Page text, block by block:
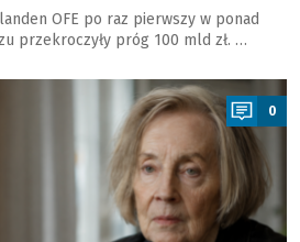
OFE po raz pierwszy w ponad
przekroczyły próg 100 mld zł. …
0